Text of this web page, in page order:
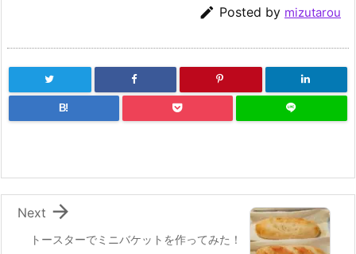
 Posted by mizutarou
B!
トースターでミニバケットを作ってみた！

Next